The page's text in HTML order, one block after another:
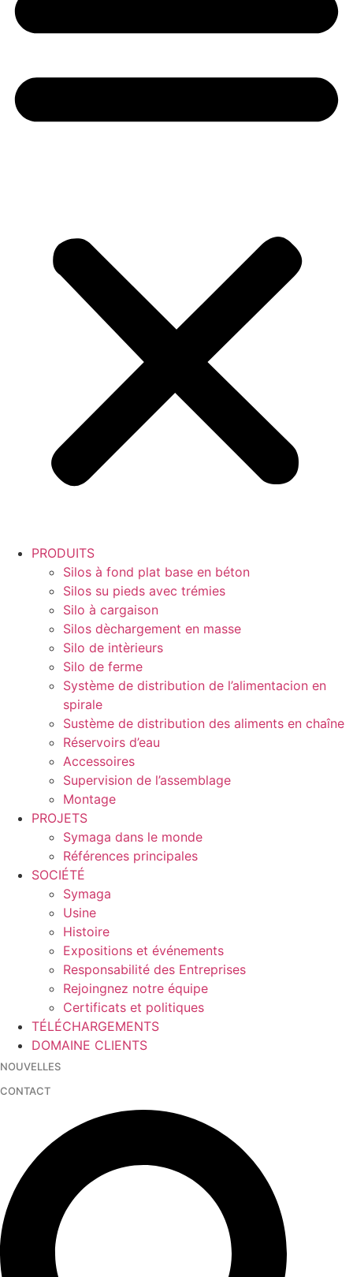
PRODUITS
Silos à fond plat base en béton
Silos su pieds avec trémies
Silo à cargaison
Silos dèchargement en masse
Silo de intèrieurs
Silo de ferme
Système de distribution de l’alimentacion en
spirale
Sustème de distribution des aliments en chaîne
Réservoirs d’eau
Accessoires
Supervision de l’assemblage
Montage
PROJETS
Symaga dans le monde
Références principales
SOCIÉTÉ
Symaga
Usine
Histoire
Expositions et événements
Responsabilité des Entreprises
Rejoingnez notre équipe
Certificats et politiques
TÉLÉCHARGEMENTS
DOMAINE CLIENTS
NOUVELLES
CONTACT